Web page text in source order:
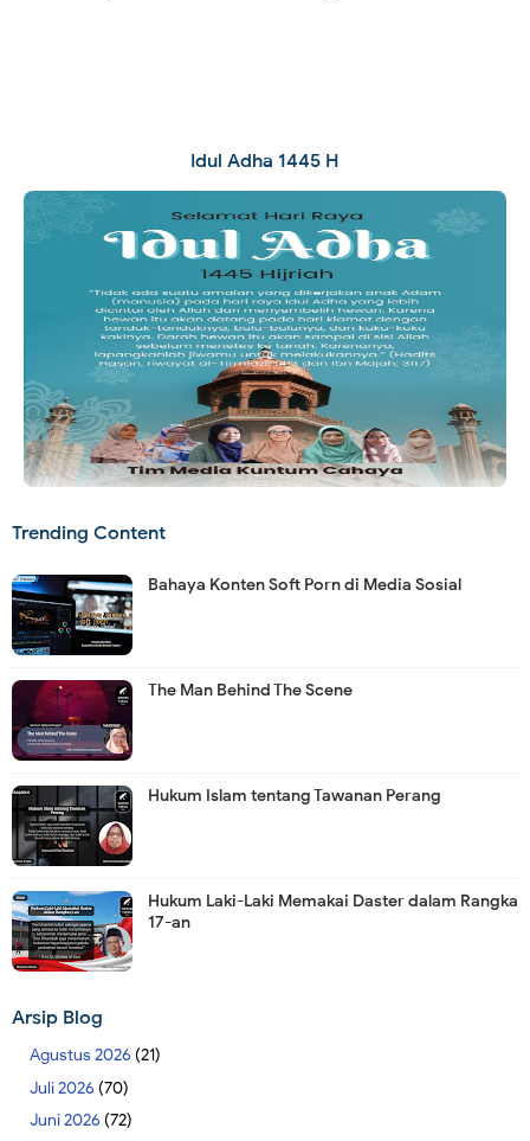
Idul Adha 1445 H
Trending Content
Bahaya Konten Soft Porn di Media Sosial
The Man Behind The Scene
Hukum Islam tentang Tawanan Perang
Hukum Laki-Laki Memakai Daster dalam Rangka
17-an
Arsip Blog
Agustus 2026 (21)
Juli 2026 (70)
Juni 2026 (72)